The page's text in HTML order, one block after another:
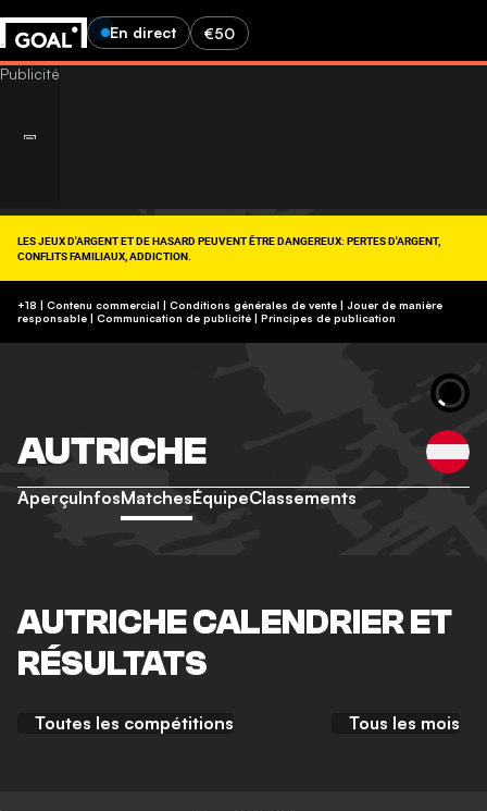
En direct €50
LES JEUX D'ARGENT ET DE HASARD PEUVENT ÊTRE DANGEREUX: PERTES D'ARGENT,
CONFLITS FAMILIAUX, ADDICTION.
https://www.joueurs-info-service.fr/
+18 | Contenu commercial | Conditions générales de vente | Jouer de manière
responsable | Communication de publicité | Principes de publication
AUTRICHE
AperçuInfosMatchesÉquipeClassements
AUTRICHE CALENDRIER ET
RÉSULTATS
Toutes les compétitions Tous les mois